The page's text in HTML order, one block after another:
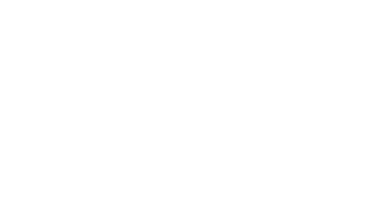
för energilån
totala beloppet att betala 136 217 kr.
Första månaden aviseras bara
är därefter 1 420
per 2026-05-19.